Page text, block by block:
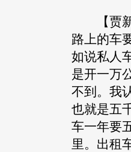
【贾新
路上的车
如说私人
是开一万
不到。我
也就是五
车一年要
里。出租